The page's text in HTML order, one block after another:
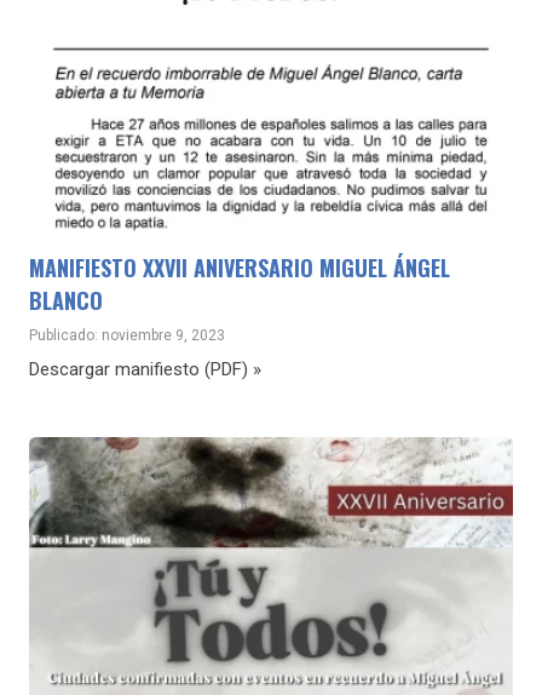
MANIFIESTO XXVII ANIVERSARIO MIGUEL ÁNGEL
BLANCO
Publicado: noviembre 9, 2023
Descargar manifiesto (PDF) »